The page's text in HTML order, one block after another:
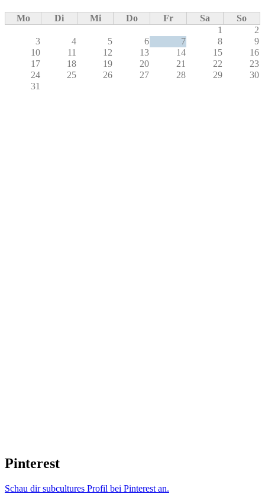
Mo Di Mi Do Fr Sa
So
1
2
3
4 5 6 7 8
9
10
11 12 13 14 15
16
17
18 19 20 21 22
23
24
25 26 27 28 29
30
31
Pinterest
Schau dir subcultures Profil bei Pinterest an.